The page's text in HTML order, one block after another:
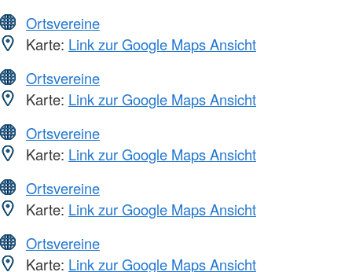
Ortsvereine
Karte: Link zur Google Maps Ansicht
Ortsvereine
Karte: Link zur Google Maps Ansicht
Ortsvereine
Karte: Link zur Google Maps Ansicht
Ortsvereine
Karte: Link zur Google Maps Ansicht
Ortsvereine
Karte: Link zur Google Maps Ansicht